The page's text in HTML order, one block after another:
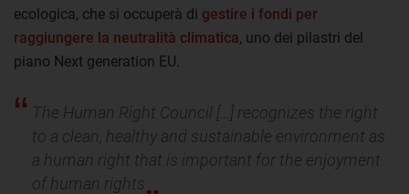
ecologica, che si occuperà di gestire i fondi per
raggiungere la neutralità climatica, uno dei pilastri del
piano Next generation EU.
The Human Right Council […] recognizes the right
to a clean, healthy and sustainable environment as
a human right that is important for the enjoyment
of human rights